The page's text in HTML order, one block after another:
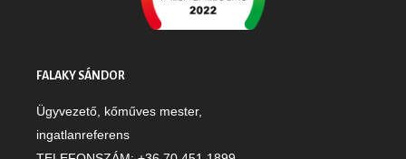
FALAKY SÁNDOR
Ügyvezető, kőműves mester,
ingatlanreferens